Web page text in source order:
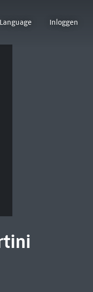
Language Inloggen